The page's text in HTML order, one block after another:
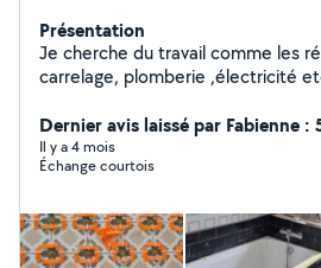
Présentation
Je cherche du travail comme les
carrelage, plomberie ,électricité
24H ( disponibles 7j sur 7)
DIRECT APRÈS L'ACCORD DU
en cas de différents problèmes
Dernier avis laissé par Fabienne :
Il y a 4 mois
Échange courtois